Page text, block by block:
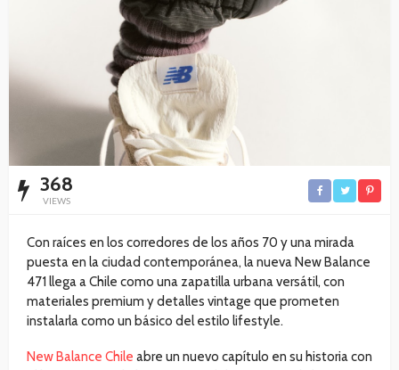
368
VIEWS
Con raíces en los corredores de los años 70 y una mirada
puesta en la ciudad contemporánea, la nueva New Balance
471 llega a Chile como una zapatilla urbana versátil, con
materiales premium y detalles vintage que prometen
instalarla como un básico del estilo lifestyle.
New Balance Chile abre un nuevo capítulo en su historia con